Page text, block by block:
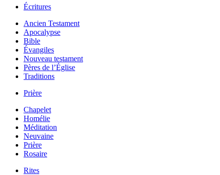
Écritures
Ancien Testament
Apocalypse
Bible
Évangiles
Nouveau testament
Pères de l’Église
Traditions
Prière
Chapelet
Homélie
Méditation
Neuvaine
Prière
Rosaire
Rites